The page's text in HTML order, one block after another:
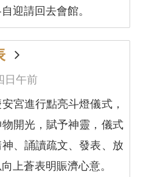
迎請回去會館。
日午前
宮進行點亮斗燈儀式，
開光，賦予神靈，儀式
、誦讀疏文、發表、放
上蒼表明賑濟心意。